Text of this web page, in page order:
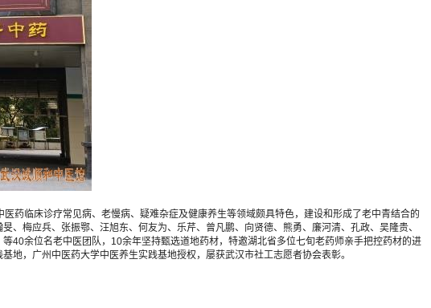
药临床诊疗常见病、老慢病、疑难杂症及健康养生等领域颇具特色，建设和形成了老中青结合的
梅应兵、张振鄂、汪旭东、何友为、乐芹、曾凡鹏、向贤德、熊勇、廉河清、孔政、吴隆贵、
40余位名老中医团队，10余年坚持甄选道地药材，特邀湖北省多位七旬老药师亲手把控药材的进
，广州中医药大学中医养生实践基地授权，屡获武汉市社工志愿者协会表彰。